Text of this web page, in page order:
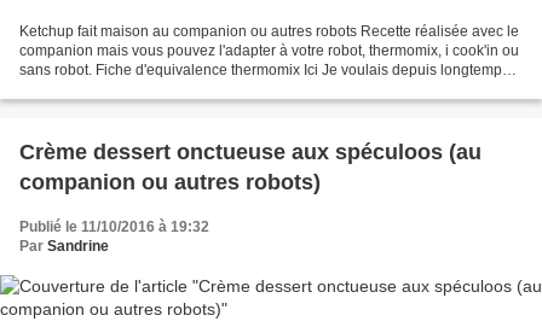
Ketchup fait maison au companion ou autres robots Recette réalisée avec le
companion mais vous pouvez l'adapter à votre robot, thermomix, i cook'in ou
sans robot. Fiche d'equivalence thermomix Ici Je voulais depuis longtemps
Crème dessert onctueuse aux spéculoos (au
companion ou autres robots)
Publié le 11/10/2016 à 19:32
Par Sandrine